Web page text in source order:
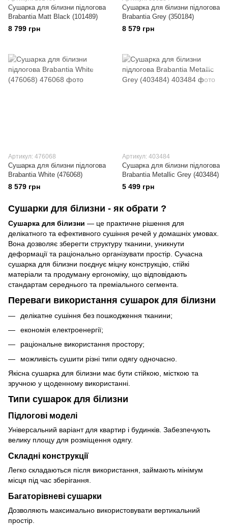
Сушарка для білизни підлогова
Brabantia Matt Black (101489)
8 799 грн
Сушарка для білизни підлогова
Brabantia Grey (350184)
8 579 грн
Артикул: 476068
Сушарка для білизни підлогова
Brabantia White (476068)
8 579 грн
Артикул: 403484
Сушарка для білизни підлогова
Brabantia Metallic Grey (403484)
5 499 грн
Сушарки для білизни - як обрати ?
Сушарка для білизни — це практичне рішення для
делікатного та ефективного сушіння речей у домашніх умовах.
Вона дозволяє зберегти структуру тканини, уникнути
деформації та раціонально організувати простір. Сучасна
сушарка для білизни поєднує міцну конструкцію, стійкі
матеріали та продуману ергономіку, що відповідають
стандартам середнього та преміального сегмента.
Переваги використання сушарок для білизни
делікатне сушіння без пошкодження тканини;
економія електроенергії;
раціональне використання простору;
можливість сушити різні типи одягу одночасно.
Якісна сушарка для білизни має бути стійкою, місткою та
зручною у щоденному використанні.
Типи сушарок для білизни
Підлогові моделі
Універсальний варіант для квартир і будинків. Забезпечують
велику площу для розміщення одягу.
Складні конструкції
Легко складаються після використання, займають мінімум
місця під час зберігання.
Багаторівневі сушарки
Дозволяють максимально використовувати вертикальний
простір.